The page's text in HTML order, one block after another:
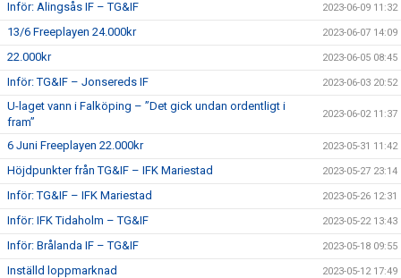
Inför: Alingsås IF – TG&IF 2023-06-09 11:32
13/6 Freeplayen 24.000kr 2023-06-07 14:09
22.000kr 2023-06-05 08:45
Inför: TG&IF – Jonsereds IF 2023-06-03 20:52
U-laget vann i Falköping – ”Det gick undan ordentligt i
fram”
2023-06-02 11:37
6 Juni Freeplayen 22.000kr 2023-05-31 11:42
Höjdpunkter från TG&IF – IFK Mariestad 2023-05-27 23:14
Inför: TG&IF – IFK Mariestad 2023-05-26 12:31
Inför: IFK Tidaholm – TG&IF 2023-05-22 13:43
Inför: Brålanda IF – TG&IF 2023-05-18 09:55
Inställd loppmarknad 2023-05-12 17:49